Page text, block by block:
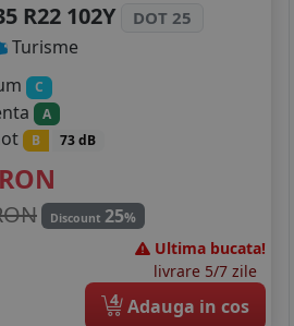
R22 102Y
DOT 25
Turisme
C
A
B 73 dB
RON
Discount 25%
Ultima bucata!
livrare 5/7 zile
4 Adauga in cos